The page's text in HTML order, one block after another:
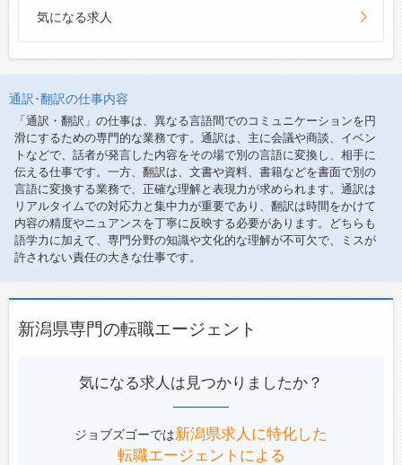
気になる求人
通訳･翻訳の仕事内容
「通訳・翻訳」の仕事は、異なる言語間でのコミュニケーションを円
滑にするための専門的な業務です。通訳は、主に会議や商談、イベン
トなどで、話者が発言した内容をその場で別の言語に変換し、相手に
伝える仕事です。一方、翻訳は、文書や資料、書籍などを書面で別の
言語に変換する業務で、正確な理解と表現力が求められます。通訳は
リアルタイムでの対応力と集中力が重要であり、翻訳は時間をかけて
内容の精度やニュアンスを丁寧に反映する必要があります。どちらも
語学力に加えて、専門分野の知識や文化的な理解が不可欠で、ミスが
許されない責任の大きな仕事です。
新潟県専門の転職エージェント
気になる求人は見つかりましたか？
ジョブズゴーでは新潟県求人に特化した
転職エージェントによる